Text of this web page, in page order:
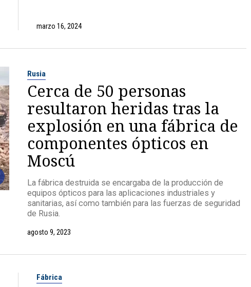
marzo 16, 2024
Rusia
Cerca de 50 personas
resultaron heridas tras la
explosión en una fábrica de
componentes ópticos en
Moscú
La fábrica destruida se encargaba de la producción de
equipos ópticos para las aplicaciones industriales y
sanitarias, así como también para las fuerzas de seguridad
de Rusia.
agosto 9, 2023
Fábrica